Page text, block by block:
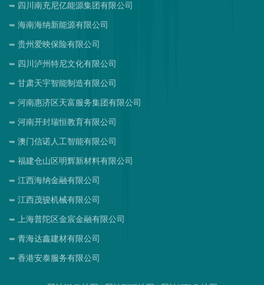
四川南充尼亿能源集团有限公司
海南海纳新能源有限公司
贵州爱映保险有限公司
四川泸州特尼文化有限公司
甘肃天宇智能制造有限公司
河南惠济区天富服务集团有限公司
河南开封瑞恒教育有限公司
澳门信诺人工智能有限公司
福建仓山区明辉新材料有限公司
江西海纳金融有限公司
江西茂骏机械有限公司
上海普陀区金宸金融有限公司
青海达鑫建材有限公司
香港安泰服务有限公司